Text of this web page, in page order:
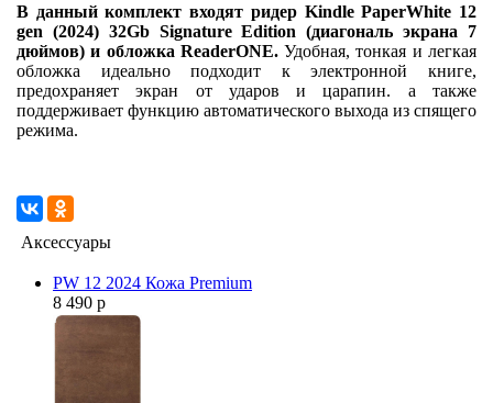
В данный комплект входят ридер Kindle PaperWhite 12
gen (2024) 32Gb Signature Edition (диагональ экрана 7
дюймов) и обложка ReaderONE.Удобная, тонкая и легкая
обложка идеально подходит к электронной книге,
предохраняет экран от ударов и царапин. а также
поддерживает функцию автоматического выхода из спящего
режима.
Аксессуары
PW 12 2024 Кожа Premium
8 490 р